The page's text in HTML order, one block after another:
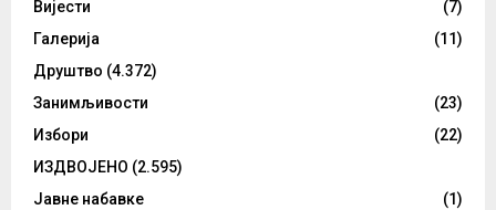
Вијести
(7)
Галерија
(11)
Друштво (4.372)
Занимљивости
(23)
Избори
(22)
ИЗДВОЈЕНО (2.595)
Јавне набавке
(1)